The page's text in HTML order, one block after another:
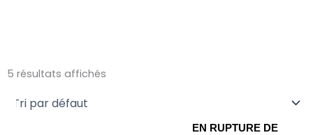
5 résultats affichés
EN RUPTURE DE